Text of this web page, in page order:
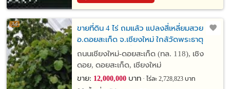
ขายที่ดิน 4 ไร่ ถมแล้ว แปลงสี่เหลี่ยมสวย
อ.ดอยสะเก็ด จ.เชียงใหม่ ใกล้วัดพระธาตุ
ดอยสะเก็ด ใกล้เขื่อนแม่กวง
ถนนเชียงใหม่-ดอยสะเก็ด (ทล. 118), เชิง
ดอย, ดอยสะเก็ด, เชียงใหม่
ขาย: 12,000,000บาท ไร่ละ 2,728,823 บาท